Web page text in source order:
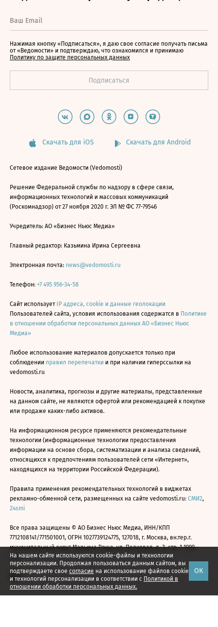
На нашем сайте используются cookie-файлы и технологии
персонализации. Продолжая пользоваться данным сайтом, вы
подтверждаете свое согласие на использование файлов cookie
и технологий персонализации в соответствии с Политикой в
отношении обработки персональных данных.
ОК
Нажимая кнопку «Подписаться», я даю свое согласие получать письма
от «Ведомости» и подтверждаю, что ознакомился и принимаю
Политику по защите персональных данных
Скачать для iOS Скачать для Android
Сетевое издание Ведомости (Vedomosti)
Решение Федеральной службы по надзору в сфере связи,
информационных технологий и массовых коммуникаций
(Роскомнадзор) от 27 ноября 2020 г. ЭЛ № ФС 77-79546
Учредитель: АО «Бизнес Ньюс Медиа»
Главный редактор: Казьмина Ирина Сергеевна
Электронная почта: news@vedomosti.ru
Телефон: +7 495 956-34-58
Сайт использует IP адреса, cookie и данные геолокации
Пользователей сайта, условия использования содержатся в Политике
в отношении обработки персональных данных АО «Бизнес Ньюс
Медиа»
Любое использование материалов допускается только при
соблюдении правил перепечатки и при наличии гиперссылки на
vedomosti.ru
Новости, аналитика, прогнозы и другие материалы, представленные
на данном сайте, не являются офертой или рекомендацией к покупке
или продаже каких-либо активов.
На информационном ресурсе применяются рекомендательные
технологии (информационные технологии предоставления
информации на основе сбора, систематизации и анализа сведений,
относящихся к предпочтениям пользователей сети «Интернет»,
находящихся на территории Российской Федерации).
Правила применения рекомендательных технологий в виджетах
рекламно-обменной сети, размещенных на сайте vedomosti.ru: СМИ2,
24smi
Все права защищены © АО Бизнес Ньюс Медиа, ИНН/КПП
7712108141/771501001, ОГРН 1027739124775, 127018, г. Москва, вн.тер.г.
муниципальный округ Марьина Роща, ул. Полковая, д. 3, стр. 1 1999—
2026